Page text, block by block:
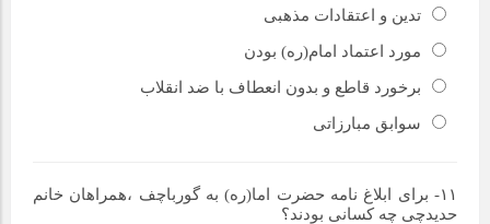
تدین و اعتقادات مذهبی
مورد اعتماد امام(ره) بودن
برخورد قاطع و بدون انعطاف با ضد انقلاب
سوابق مبارزاتی
۱۱- برای ابلاغ نامه حضرت اما(ره) به گورباچف ،همراهان خانم
حدیدچی چه کسانی بودند؟